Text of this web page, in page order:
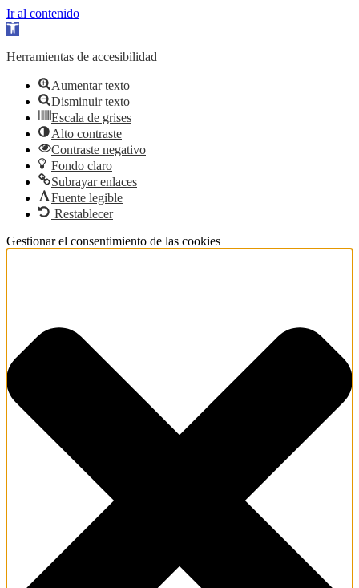
Ir al contenido
Abrir barra de herramientas
Herramientas de accesibilidad
Aumentar texto
Disminuir texto
Escala de grises
Alto contraste
Contraste negativo
Fondo claro
Subrayar enlaces
Fuente legible
Restablecer
Gestionar el consentimiento de las cookies